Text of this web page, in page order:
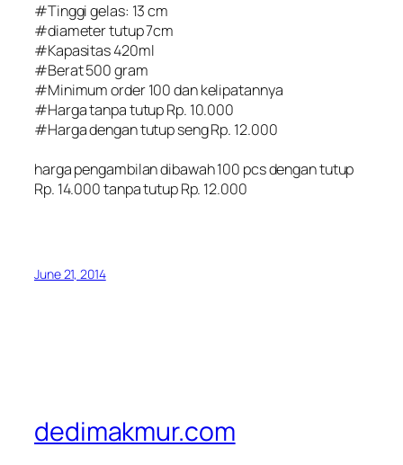
#Tinggi gelas: 13 cm
#diameter tutup 7cm
#Kapasitas 420ml
#Berat 500 gram
#Minimum order 100 dan kelipatannya
#Harga tanpa tutup Rp. 10.000
#Harga dengan tutup seng Rp. 12.000
harga pengambilan dibawah 100 pcs dengan tutup
Rp. 14.000 tanpa tutup Rp. 12.000
June 21, 2014
dedimakmur.com